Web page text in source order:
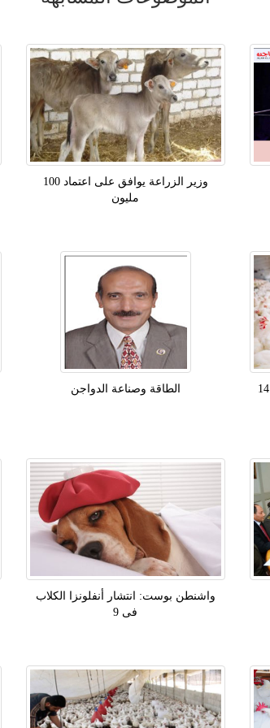
وزير الزراعة يوافق على اعتماد 100
مليون
الطاقة وصناعة الدواجن
انخفاض أسعار الدواجن اليوم السبت 14
واشنطن بوست: انتشار أنفلونزا الكلاب
فى 9